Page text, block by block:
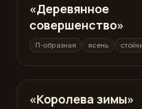
П-образная
«Деревянное
совершенство»
П-образная ясень
П-образная
«Королева зимы»